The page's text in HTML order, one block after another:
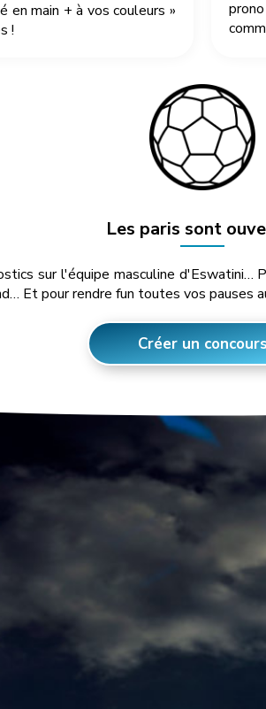
main + à vos couleurs »
!
Les paris sont
sur l'équipe masculine
Et pour rendre fun toutes vos pauses
Créer un concours